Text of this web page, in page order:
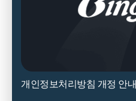
개인정보처리방침 개정 안내